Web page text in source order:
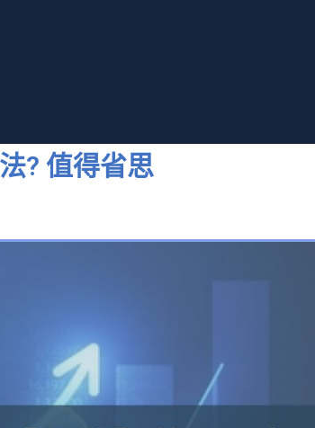
? 值得省思